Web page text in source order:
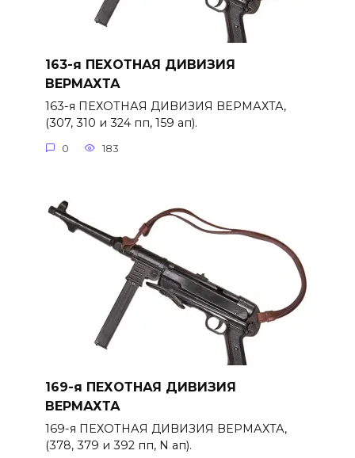
163-я ПЕХОТНАЯ ДИВИЗИЯ
ВЕРМАХТА
163-я ПЕХОТНАЯ ДИВИЗИЯ ВЕРМАХТА,
(307, 310 и 324 пп, 159 ап).
0 183
169-я ПЕХОТНАЯ ДИВИЗИЯ
ВЕРМАХТА
169-я ПЕХОТНАЯ ДИВИЗИЯ ВЕРМАХТА,
(378, 379 и 392 пп, N ап).